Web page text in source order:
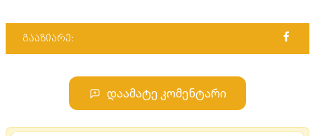
გააზიარე:
დაამატე კომენტარი